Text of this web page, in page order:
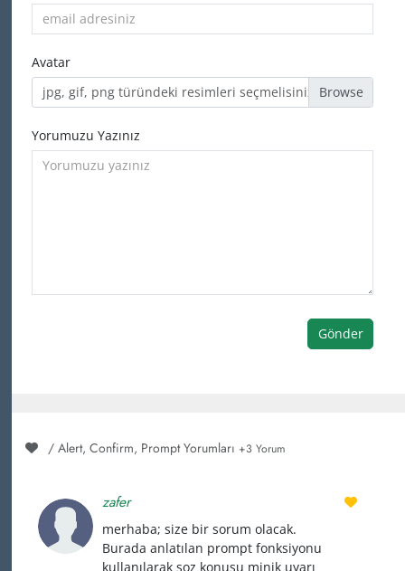
Avatar
jpg, gif, png türündeki resimleri seçmelisiniz
Yorumuzu Yazınız
Gönder
/ Alert, Confirm, Prompt Yorumları +3 Yorum
zafer
merhaba; size bir sorum olacak.
Burada anlatılan prompt fonksiyonu
kullanılarak soz konusu minik uyarı